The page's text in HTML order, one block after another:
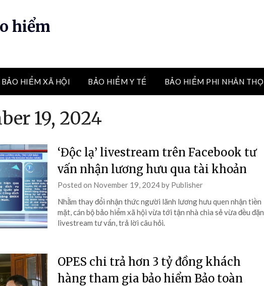
hiểm
BẢO HIỂM XÃ HỘI BẢO HIỂM Y TẾ BẢO HIỂM PHI NHÂN THỌ
19, 2024
‘Độc lạ’ livestream trên Facebook tư
vấn nhận lương hưu qua tài khoản
Posted on November 19, 2024by Publisher
Nhằm thay đổi nhận thức người lãnh lương hưu quen nhận tiền
mặt, cán bộ bảo hiểm xã hội vừa tới tận nhà chia sẻ vừa đều đặn
livestream tư vấn, trả lời câu hỏi.
OPES chi trả hơn 3 tỷ đồng khách
hàng tham gia bảo hiểm Bảo toàn